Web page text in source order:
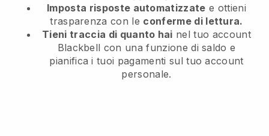
Imposta risposte automatizzate e ottieni
trasparenza con le conferme di lettura.
Tieni traccia di quanto hai nel tuo account
Blackbell con una funzione di saldo e
pianifica i tuoi pagamenti sul tuo account
personale.